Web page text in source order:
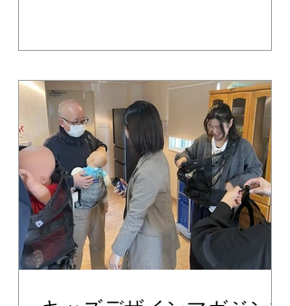
稿のほか、撮影モデルをお願いする場
合もございます。たくさんのご応募を
お待ちしております。 ◆エントリー方
法◆ ① パパコソ公式アカウント
（@papakoso）をフォロー ② 本投稿
のコメント欄に該当投稿（
https://www.instagram.com/p/DUo4m
72jpk_/） のコメント欄に ・お子さま
の月齢 ・ひとこと（任意） 上記2点を
も問題ございません。 ◆アンバサダー